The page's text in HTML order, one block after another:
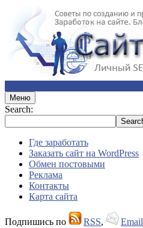
Меню
Search:
Где заработать
Заказать сайт на WordPress
Обмен постовыми
Реклама
Контакты
Карта сайта
Подпишись по RSS, Email